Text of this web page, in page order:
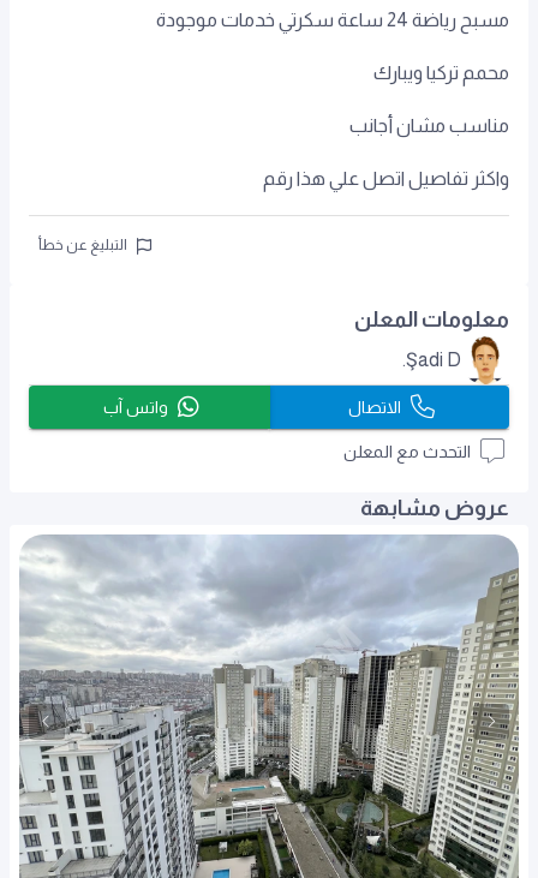
‏مسبح رياضة 24 ساعة سكرتي خدمات موجودة
‏محمم تركيا ‏ويبارك
‏مناسب مشان ‏أجانب
‏واكثر تفاصيل اتصل علي هذا رقم
التبليغ عن خطأ
معلومات المعلن
Şadi D.
الاتصال واتس آب
التحدث مع المعلن
عروض مشابهة